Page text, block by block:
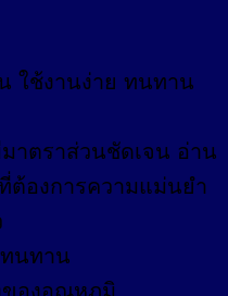
ใช้งานง่าย ทนทาน
าตราส่วนชัดเจน อ่าน
ต้องการความแม่นยำ
นทาน
ของอุณหภูมิ